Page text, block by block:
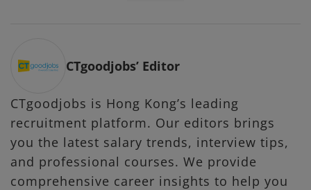
CTgoodjobs’ Editor
CTgoodjobs is Hong Kong’s leading
recruitment platform. Our editors brings
you the latest salary trends, interview tips,
and professional courses. We provide
comprehensive career insights to help you